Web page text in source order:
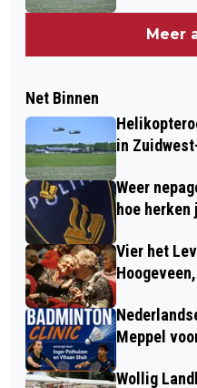
Meer
Net Binnen
in
Weer
hoe herken
Vier het
Meppel
Wollig